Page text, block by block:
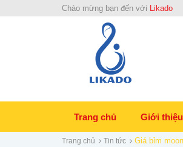
Chào mừng bạn đến với Likado
Trang chủ Giới thiệu
Trang chủ Tin tức Giá bỉm